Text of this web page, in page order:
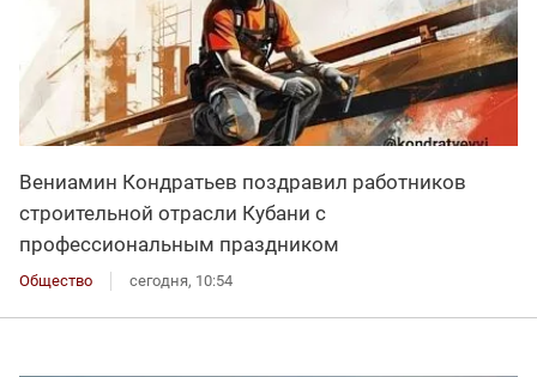
Вениамин Кондратьев поздравил работников
строительной отрасли Кубани с
профессиональным праздником
Общество сегодня, 10:54